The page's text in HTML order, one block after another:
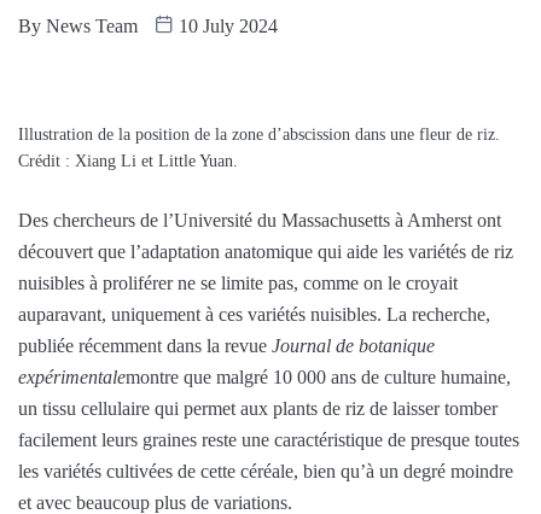
By News Team 10 July 2024
Illustration de la position de la zone d’abscission dans une fleur de riz.
Crédit : Xiang Li et Little Yuan.
Des chercheurs de l’Université du Massachusetts à Amherst ont
découvert que l’adaptation anatomique qui aide les variétés de riz
nuisibles à proliférer ne se limite pas, comme on le croyait
auparavant, uniquement à ces variétés nuisibles. La recherche,
publiée récemment dans la revue Journal de botanique
expérimentalemontre que malgré 10 000 ans de culture humaine,
un tissu cellulaire qui permet aux plants de riz de laisser tomber
facilement leurs graines reste une caractéristique de presque toutes
les variétés cultivées de cette céréale, bien qu’à un degré moindre
et avec beaucoup plus de variations.